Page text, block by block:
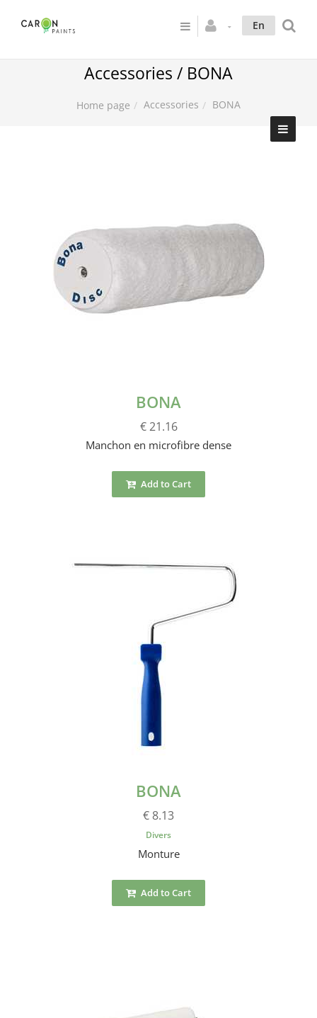
En
Accessories / BONA
Home page Accessories BONA
BONA
€ 21.16
Manchon en microfibre dense
Add to Cart
BONA
€ 8.13
Divers
Monture
Add to Cart